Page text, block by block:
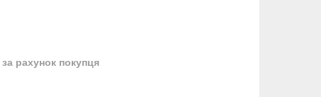
за рахунок покупця